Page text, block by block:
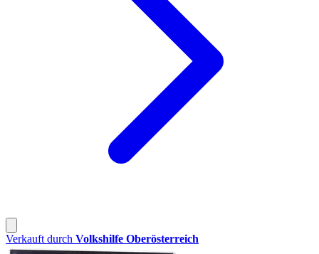
Verkauft durch Volkshilfe Oberösterreich